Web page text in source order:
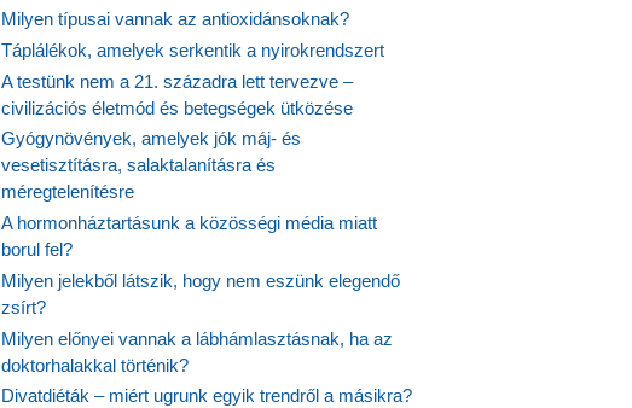
Milyen típusai vannak az antioxidánsoknak?
Táplálékok, amelyek serkentik a nyirokrendszert
A testünk nem a 21. századra lett tervezve –
civilizációs életmód és betegségek ütközése
Gyógynövények, amelyek jók máj- és
vesetisztításra, salaktalanításra és
méregtelenítésre
A hormonháztartásunk a közösségi média miatt
borul fel?
Milyen jelekből látszik, hogy nem eszünk elegendő
zsírt?
Milyen előnyei vannak a lábhámlasztásnak, ha az
doktorhalakkal történik?
Divatdiéták – miért ugrunk egyik trendről a másikra?